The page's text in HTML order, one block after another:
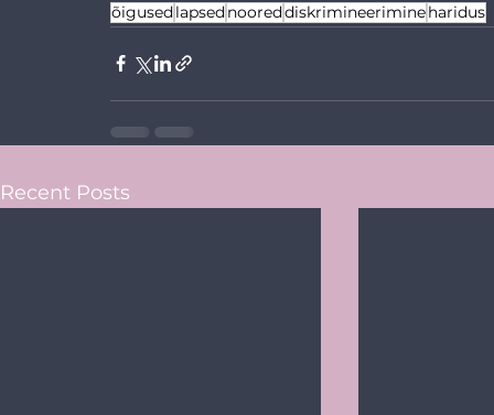
õigusedlapsednooreddiskrimineerimineharidus
Recent Posts